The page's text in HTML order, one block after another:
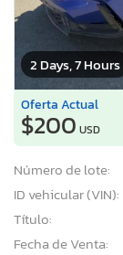
2 Days, 7 Hours
Oferta Actual
$200 USD
Número de lote:
ID vehicular (VIN):
Título:
Fecha de Venta: